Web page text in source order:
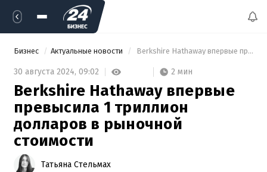
Бизнес Актуальные новости Berkshire Hathaway впервые превысила 1 триллион долларов в рыночной стоимости
30 августа 2024, 09:02 2 мин
Berkshire Hathaway впервые
превысила 1 триллион
долларов в рыночной
стоимости
Татьяна Стельмах